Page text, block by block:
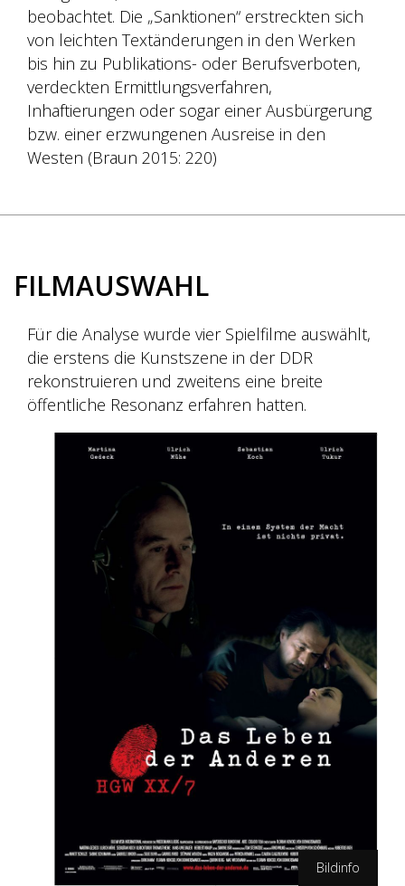
beobachtet. Die „Sanktionen“ erstreckten sich
von leichten Textänderungen in den Werken
bis hin zu Publikations- oder Berufsverboten,
verdeckten Ermittlungsverfahren,
Inhaftierungen oder sogar einer Ausbürgerung
bzw. einer erzwungenen Ausreise in den
Westen (Braun 2015: 220)
FILMAUSWAHL
Für die Analyse wurde vier Spielfilme auswählt,
die erstens die Kunstszene in der DDR
rekonstruieren und zweitens eine breite
öffentliche Resonanz erfahren hatten.
Bildinfo